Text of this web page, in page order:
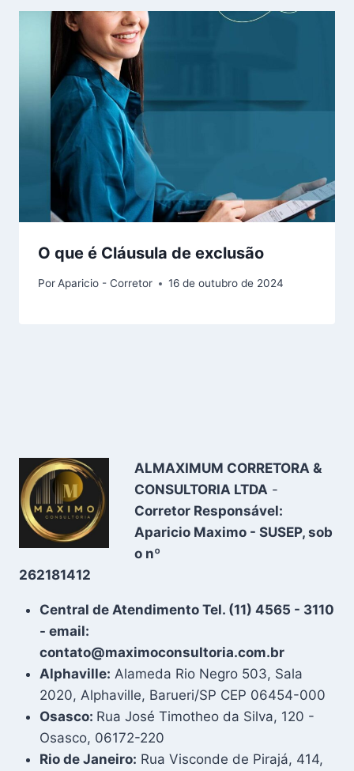
O que é Cláusula de exclusão
PorAparicio - Corretor 16 de outubro de 2024
ALMAXIMUM CORRETORA &
CONSULTORIA LTDA -
Corretor Responsável:
Aparicio Maximo - SUSEP, sob
o nº
262181412
Central de Atendimento Tel. (11) 4565 - 3110
- email:
contato@maximoconsultoria.com.br
Alphaville: Alameda Rio Negro 503, Sala
2020, Alphaville, Barueri/SP CEP 06454-000
Osasco: Rua José Timotheo da Silva, 120 -
Osasco, 06172-220
Rio de Janeiro: Rua Visconde de Pirajá, 414,